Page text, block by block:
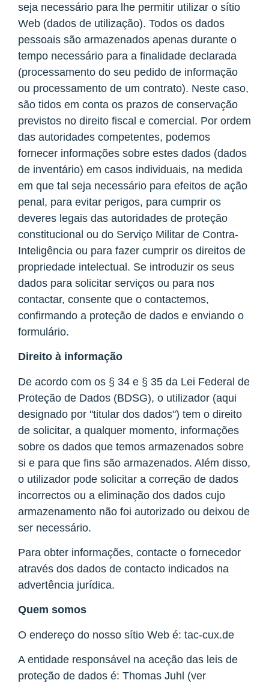
seja necessário para lhe permitir utilizar o sítio
Web (dados de utilização). Todos os dados
pessoais são armazenados apenas durante o
tempo necessário para a finalidade declarada
(processamento do seu pedido de informação
ou processamento de um contrato). Neste caso,
são tidos em conta os prazos de conservação
previstos no direito fiscal e comercial. Por ordem
das autoridades competentes, podemos
fornecer informações sobre estes dados (dados
de inventário) em casos individuais, na medida
em que tal seja necessário para efeitos de ação
penal, para evitar perigos, para cumprir os
deveres legais das autoridades de proteção
constitucional ou do Serviço Militar de Contra-
Inteligência ou para fazer cumprir os direitos de
propriedade intelectual. Se introduzir os seus
dados para solicitar serviços ou para nos
contactar, consente que o contactemos,
confirmando a proteção de dados e enviando o
formulário.
Direito à informação
De acordo com os § 34 e § 35 da Lei Federal de
Proteção de Dados (BDSG), o utilizador (aqui
designado por "titular dos dados") tem o direito
de solicitar, a qualquer momento, informações
sobre os dados que temos armazenados sobre
si e para que fins são armazenados. Além disso,
o utilizador pode solicitar a correção de dados
incorrectos ou a eliminação dos dados cujo
armazenamento não foi autorizado ou deixou de
ser necessário.
Para obter informações, contacte o fornecedor
através dos dados de contacto indicados na
advertência jurídica.
Quem somos
O endereço do nosso sítio Web é: tac-cux.de
A entidade responsável na aceção das leis de
proteção de dados é: Thomas Juhl (ver